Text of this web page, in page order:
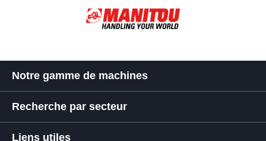
Notre gamme de machines
Recherche par secteur
Liens utiles